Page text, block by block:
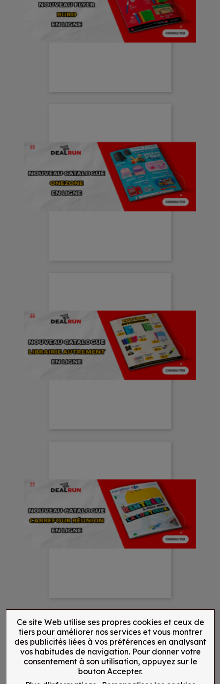
Ce site Web utilise ses propres cookies et ceux de
tiers pour améliorer nos services et vous montrer
des publicités liées à vos préférences en analysant
vos habitudes de navigation. Pour donner votre
consentement à son utilisation, appuyez sur le
bouton Accepter.